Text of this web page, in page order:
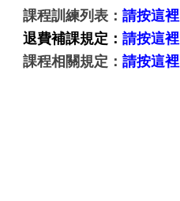
課程訓練列表：請按這裡
退費補課規定：請按這裡
課程相關規定：請按這裡